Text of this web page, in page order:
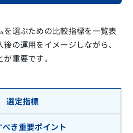
を選ぶための比較指標を一覧表
の運用をイメージしながら、
重要です。
選定指標
き重要ポイント